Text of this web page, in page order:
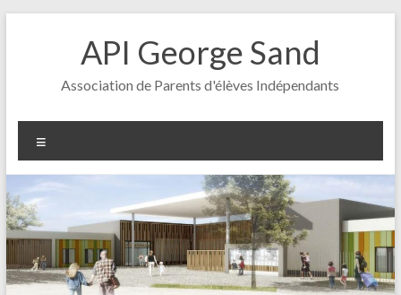
API George Sand
Association de Parents d'élèves Indépendants